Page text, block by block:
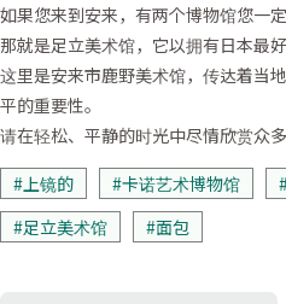
如果您来到安来，有两个博物馆您一定
那就是足立美术馆，它以拥有日本最
这里是安来市鹿野美术馆，传达着当
平的重要性。
请在轻松、平静的时光中尽情欣赏众多
#上镜的
#卡诺艺术博物馆
#足立美术馆
#面包